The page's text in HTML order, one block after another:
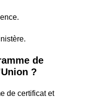
de
?
de certificat et